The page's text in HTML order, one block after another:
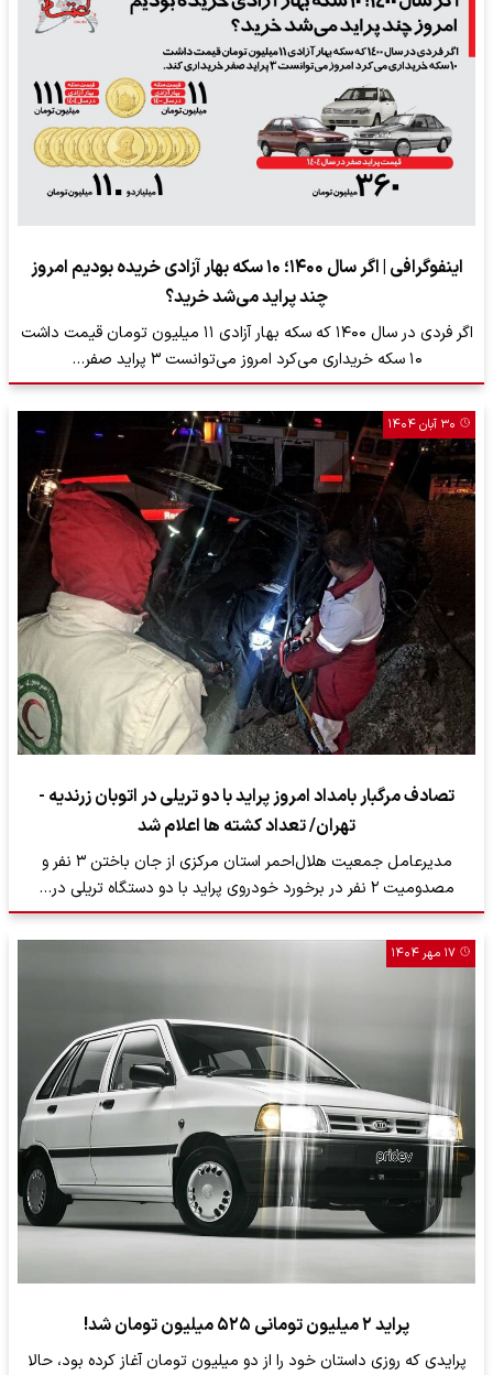
اینفوگرافی | اگر سال ۱۴۰۰؛ ۱۰ سکه بهار آزادی خریده بودیم امروز
چند پراید می‌شد خرید؟‌
اگر فردی در سال ۱۴۰۰ که سکه بهار آزادی ۱۱ میلیون تومان قیمت داشت
۱۰ سکه خریداری می‌کرد امروز می‌توانست ۳ پراید صفر…
۳۰ آبان ۱۴۰۴
تصادف مرگبار بامداد امروز پراید با دو تریلی در اتوبان زرندیه -
تهران/ تعداد کشته ها اعلام شد
مدیرعامل جمعیت هلال‌احمر استان مرکزی از جان باختن ۳ نفر و
مصدومیت ۲ نفر در برخورد خودروی پراید با دو دستگاه تریلی در…
۱۷ مهر ۱۴۰۴
پراید ۲ میلیون تومانی ۵۲۵ میلیون تومان شد!
پرایدی که روزی داستان خود را از دو میلیون تومان آغاز کرده بود، حالا